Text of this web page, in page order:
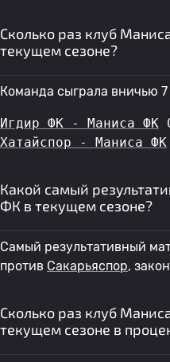
Сколько раз клуб
текущем сезоне?
Команда сыграла вничью
Игдир ФК - Маниса ФК
Хатайспор - Маниса ФК
Какой самый
ФК в текущем сезоне?
Самый результативный
против Сакарьяспор,
Сколько раз клуб
текущем сезоне в